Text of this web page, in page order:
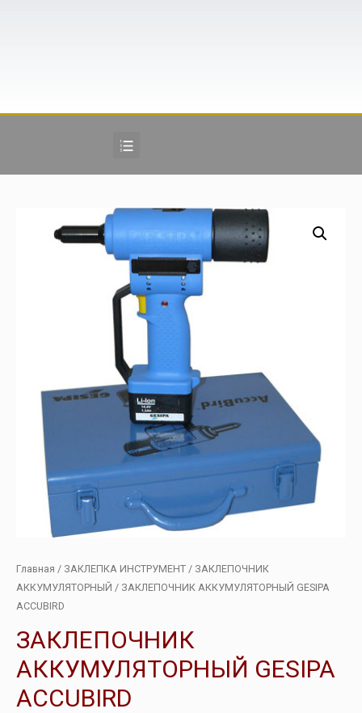
Главная / ЗАКЛЕПКА ИНСТРУМЕНТ / ЗАКЛЕПОЧНИК
АККУМУЛЯТОРНЫЙ / ЗАКЛЕПОЧНИК АККУМУЛЯТОРНЫЙ GESIPA
ACCUBIRD
ЗАКЛЕПОЧНИК
АККУМУЛЯТОРНЫЙ GESIPA
ACCUBIRD